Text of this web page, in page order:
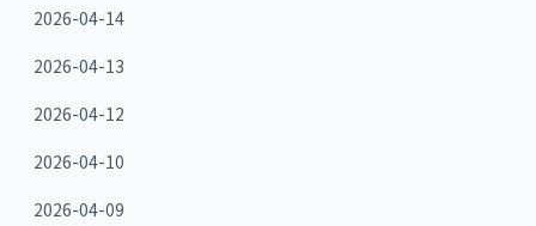
2026-04-14
2026-04-13
2026-04-12
2026-04-10
2026-04-09